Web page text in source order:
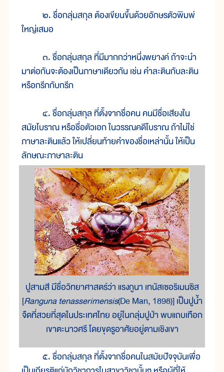
๒. ชื่อกลุ่มสกุล ต้องเขียนขึ้นด้วยอักษรตัวพิมพ์
ใหญ่เสมอ
๓. ชื่อกลุ่มสกุล ที่มีมากกว่าหนึ่งพยางค์ ถ้าจะนำ
มาต่อกันจะต้องเป็นภาษาเดียวกัน เช่น คำละตินกับละติน
หรือกรีกกับกรีก
๔. ชื่อกลุ่มสกุล ที่ตั้งจากชื่อคน คนมีชื่อเสียงใน
สมัยโบราณ หรือชื่อตัวเอก ในวรรณคดีโบราณ ถ้าไม่ใช่
ภาษาละตินแล้ว ให้เปลี่ยนท้ายคำของชื่อเหล่านั้น ให้เป็น
ลักษณะภาษาละติน
ปูสามสี มีชื่อวิทยาศาสตร์ว่า แรงกูนา เทนัสเซอริเมนซิส
[Ranguna tenasserimensis(De Man, 1898)] เป็นปูน้ำ
จืดที่สวยที่สุดในประเทศไทย อยู่ในกลุ่มปูป่า พบแถบเทือก
เขาตะนาวศรี โดยขุดรูอาศัยอยู่ตามเชิงเขา
๕. ชื่อกลุ่มสกุล ที่ตั้งจากชื่อคนในสมัยปัจจุบันเพื่อ